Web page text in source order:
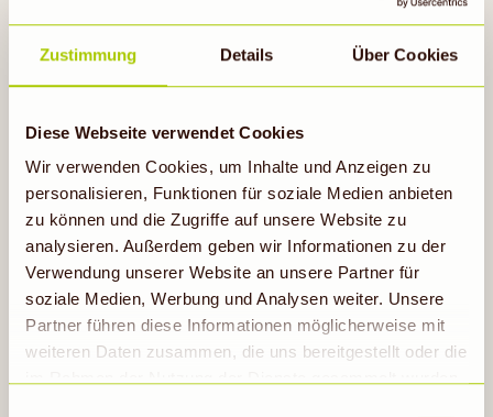
Zustimmung Details Über Cookies
Diese Webseite verwendet Cookies
Wir verwenden Cookies, um Inhalte und Anzeigen zu
personalisieren, Funktionen für soziale Medien anbieten
zu können und die Zugriffe auf unsere Website zu
analysieren. Außerdem geben wir Informationen zu der
Verwendung unserer Website an unsere Partner für
soziale Medien, Werbung und Analysen weiter. Unsere
Partner führen diese Informationen möglicherweise mit
weiteren Daten zusammen, die uns bereitgestellt oder die
Gnocchi aus Kartoffelresten
30min
Rezept ansehen